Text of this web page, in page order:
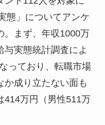
態」についてアンケ
。まず、年収1000万
与実態統計調査によ
っており、転職市場
か成り立たない面も
414万円（男性511万